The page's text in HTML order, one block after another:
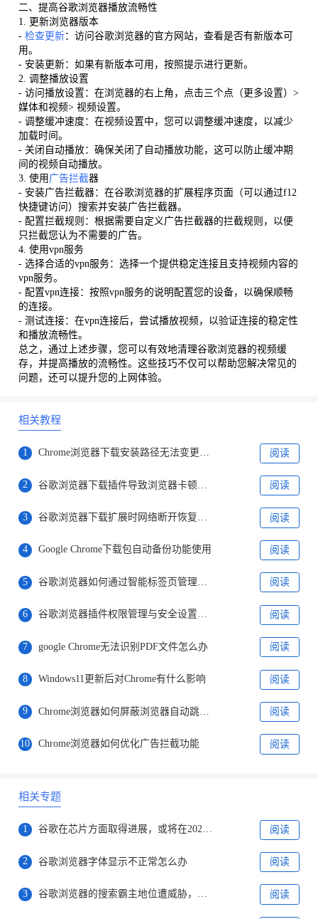
二、提高谷歌浏览器播放流畅性
1. 更新浏览器版本
- 检查更新：访问谷歌浏览器的官方网站，查看是否有新版本可
用。
- 安装更新：如果有新版本可用，按照提示进行更新。
2. 调整播放设置
- 访问播放设置：在浏览器的右上角，点击三个点（更多设置）>
媒体和视频> 视频设置。
- 调整缓冲速度：在视频设置中，您可以调整缓冲速度，以减少
加载时间。
- 关闭自动播放：确保关闭了自动播放功能，这可以防止缓冲期
间的视频自动播放。
3. 使用 广告拦截器
- 安装广告拦截器：在谷歌浏览器的扩展程序页面（可以通过f12
快捷键访问）搜索并安装广告拦截器。
- 配置拦截规则：根据需要自定义广告拦截器的拦截规则，以便
只拦截您认为不需要的广告。
4. 使用vpn服务
- 选择合适的vpn服务：选择一个提供稳定连接且支持视频内容的
vpn服务。
- 配置vpn连接：按照vpn服务的说明配置您的设备，以确保顺畅
的连接。
- 测试连接：在vpn连接后，尝试播放视频，以验证连接的稳定性
和播放流畅性。
总之，通过上述步骤，您可以有效地清理谷歌浏览器的视频缓
存，并提高播放的流畅性。这些技巧不仅可以帮助您解决常见的
问题，还可以提升您的上网体验。
相关教程
1 Chrome浏览器下载安装路径无法变更解决 阅读
2 阅读
3 阅读
4 Google Chrome下载包自动备份功能使用 阅读
5 阅读
6 谷歌浏览器插件权限管理与安全设置操作技巧 阅读
7 google Chrome无法识别PDF文件怎么办 阅读
8 Windows11更新后对Chrome有什么影响 阅读
9 Chrome浏览器如何屏蔽浏览器自动跳转链接 阅读
10 Chrome浏览器如何优化广告拦截功能 阅读
相关专题
1 谷歌在芯片方面取得进展，或将在2025年开始使用新芯片 阅读
2 谷歌浏览器字体显示不正常怎么办 阅读
3 谷歌浏览器的搜索霸主地位遭威胁，微软正式发布ChatGPT版搜索引擎 阅读